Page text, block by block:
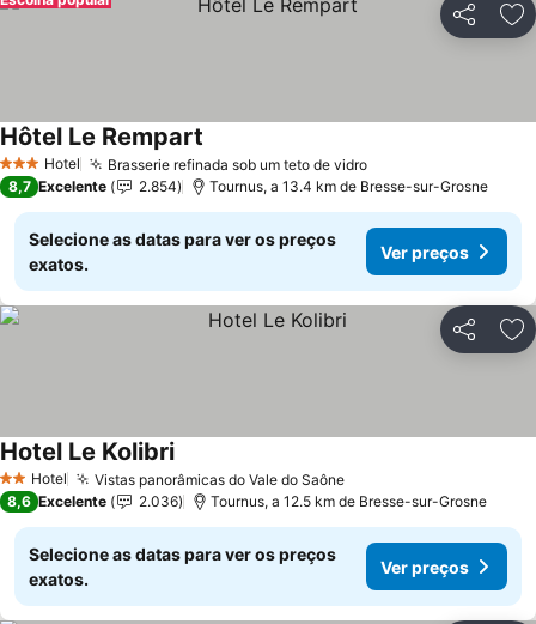
Partilhar
3 EstrelasHotel Brasserie refinada sob um teto de vidro
Hôtel Le Rempart
8,7 Excelente 2.854 Tournus, a 13.4 km de Bresse-sur-Grosne
Selecione as datas para ver os preços
exatos.
Ver preços
Partilhar
2 Estrelas
Hotel Vistas panorâmicas do Vale do Saône
Hotel Le Kolibri
8,6 Excelente 2.036 Tournus, a 12.5 km de Bresse-sur-Grosne
Selecione as datas para ver os preços
exatos.
Ver preços